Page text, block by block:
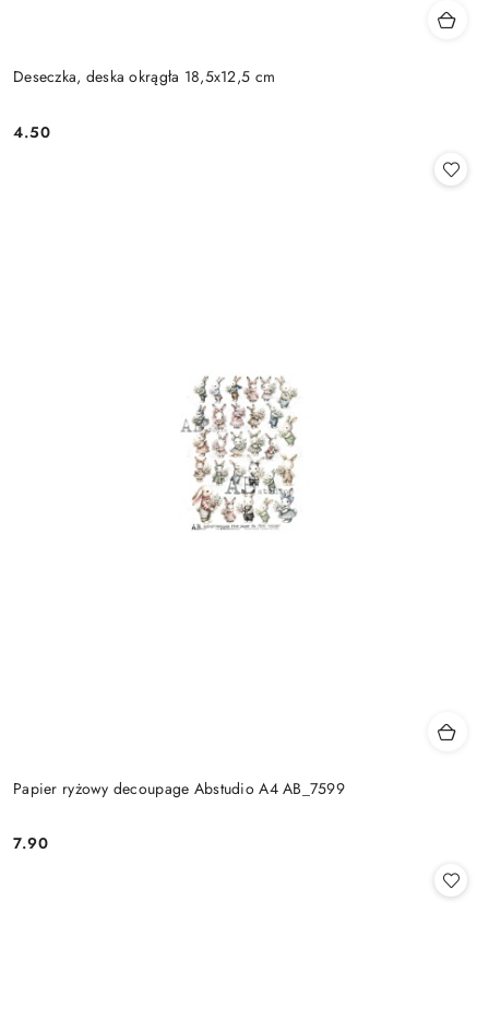
Deseczka, deska okrągła 18,5x12,5 cm
Cena:
4.50
Papier ryżowy decoupage Abstudio A4 AB_7599
Cena:
7.90